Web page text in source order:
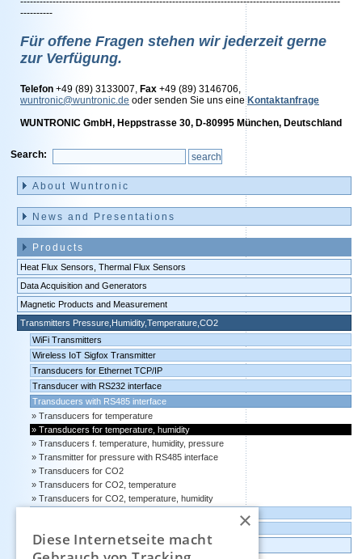
----------
Für offene Fragen stehen wir jederzeit gerne
zur Verfügung.
Telefon +49 (89) 3133007, Fax +49 (89) 3146706,
wuntronic@wuntronic.de oder senden Sie uns eine Kontaktanfrage
WUNTRONIC GmbH, Heppstrasse 30, D-80995 München, Deutschland
Search:
navigation
About Wuntronic
News and Presentations
Products
Heat Flux Sensors, Thermal Flux Sensors
Data Acquisition and Generators
Magnetic Products and Measurement
Transmitters Pressure,Humidity,Temperature,CO2
WiFi Transmitters
Wireless IoT Sigfox Transmitter
Transducers for Ethernet TCP/IP
Transducer with RS232 interface
Transducers with RS485 interface
Transducers for temperature
Transducers for temperature, humidity
Transducers f. temperature, humidity, pressure
Transmitter for pressure with RS485 interface
Transducers for CO2
Transducers for CO2, temperature
Transducers for CO2, temperature, humidity
Data logger, Data recorder, measuring transducer
×
Diese Internetseite macht